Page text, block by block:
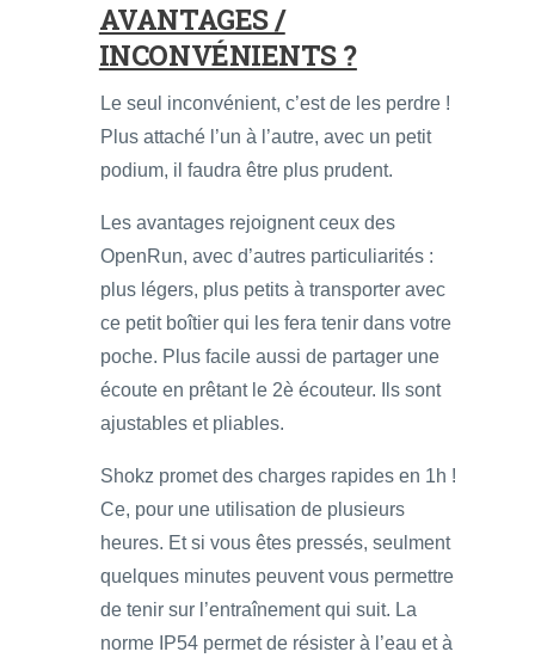
AVANTAGES /
INCONVÉNIENTS ?
Le seul inconvénient, c’est de les perdre !
Plus attaché l’un à l’autre, avec un petit
podium, il faudra être plus prudent.
Les avantages rejoignent ceux des
OpenRun, avec d’autres particuliarités :
plus légers, plus petits à transporter avec
ce petit boîtier qui les fera tenir dans votre
poche. Plus facile aussi de partager une
écoute en prêtant le 2è écouteur. Ils sont
ajustables et pliables.
Shokz promet des charges rapides en 1h !
Ce, pour une utilisation de plusieurs
heures. Et si vous êtes pressés, seulment
quelques minutes peuvent vous permettre
de tenir sur l’entraînement qui suit. La
norme IP54 permet de résister à l’eau et à